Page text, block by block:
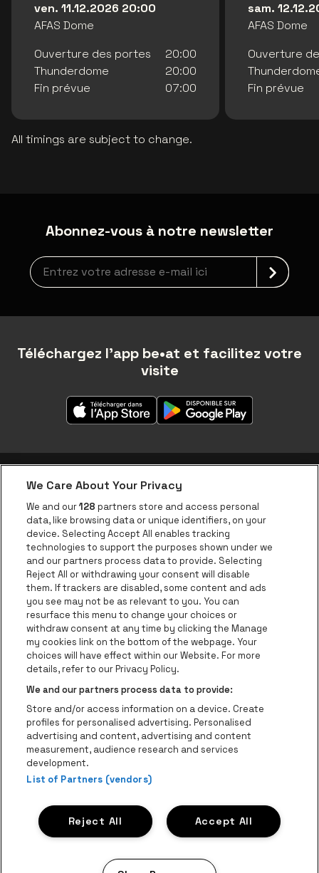
ven. 11.12.2026 20:00
AFAS Dome
Ouverture des portes
20:00
Thunderdome
20:00
Fin prévue
07:00
sam.
AFAS Dome
Ouverture
Fin prévue
All timings are subject to change.
Abonnez-vous à notre newsletter
Inscription à la newsletter
Téléchargez l'app be•at et facilitez votre
visite
Application be•at
be•at Corporate
be•at Business
Groupes
Helpcenter
Contact
Instagram
Facebook
Threads
TiktokYoutube
Be•at Tickets fait partie de be•at
be•at Tickets
Schijnpoortweg 119, 2170 Anvers
Be-At Venues
Schijnpoortweg 119, 2170 Anvers
BTW (BE) 0461.051.688 - RPR Antwerpen
BNP Paribas Fortis - IBAN: BE93 2200 4925 0067 - BIC:
GEBABEBB
ProclaimerCookiesManage my cookiesPrivacy
We Care About Your Privacy
We and our128 partners store and access personal
data, like browsing data or unique identifiers, on your
device. Selecting Accept All enables tracking
technologies to support the purposes shown under we
and our partners process data to provide. Selecting
Reject All or withdrawing your consent will disable
them. If trackers are disabled, some content and ads
you see may not be as relevant to you. You can
resurface this menu to change your choices or
withdraw consent at any time by clicking the Manage
my cookies link on the bottom of the webpage. Your
choices will have effect within our Website. For more
details, refer to our Privacy Policy.
We and our partners process data to provide:
Store and/or access information on a device. Create
profiles for personalised advertising. Personalised
advertising and content, advertising and content
measurement, audience research and services
development.
List of Partners (vendors)
Accept All
Reject All